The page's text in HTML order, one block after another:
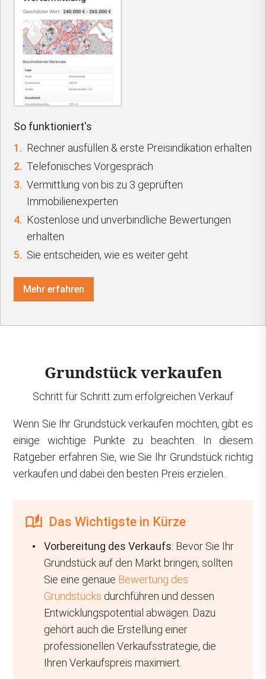
So funktioniert's
1. Rechner ausfüllen & erste Preisindikation erhalten
2. Telefonisches Vorgespräch
3. Vermittlung von bis zu 3 geprüften
Immobilienexperten
4. Kostenlose und unverbindliche Bewertungen
erhalten
5. Sie entscheiden, wie es weiter geht
Mehr erfahren
Grundstück verkaufen
Schritt für Schritt zum erfolgreichen Verkauf
Wenn Sie Ihr Grundstück verkaufen möchten, gibt es
einige wichtige Punkte zu beachten. In diesem
Ratgeber erfahren Sie, wie Sie Ihr Grundstück richtig
verkaufen und dabei den besten Preis erzielen.
Das Wichtigste in Kürze
Vorbereitung des Verkaufs: Bevor Sie Ihr
Grundstück auf den Markt bringen, sollten
Sie eine genaue Bewertung des
Grundstücks durchführen und dessen
Entwicklungspotential abwägen. Dazu
gehört auch die Erstellung einer
professionellen Verkaufsstrategie, die
Ihren Verkaufspreis maximiert.